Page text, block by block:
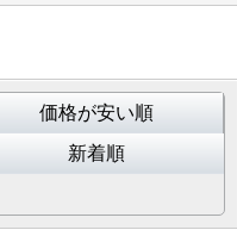
価格が安い順
新着順